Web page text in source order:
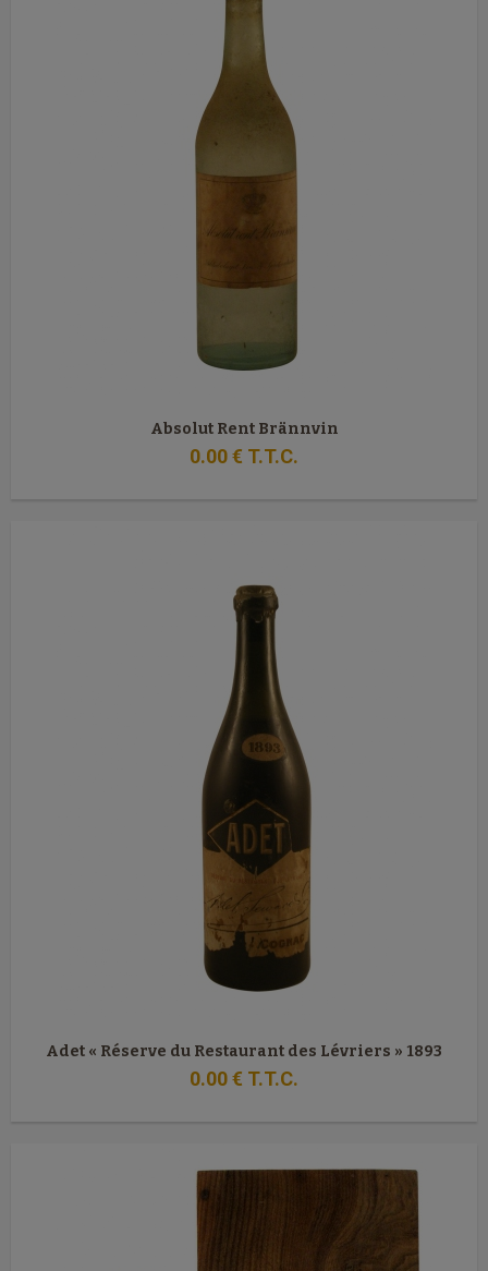
Absolut Rent Brännvin
0.00€ T.T.C.
Adet « Réserve du Restaurant des Lévriers » 1893
0.00€ T.T.C.